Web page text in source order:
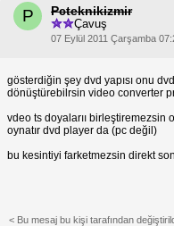
P Pcteknikizmir
Çavuş
07 Eylül 2011 Çarşamba
gösterdiğin şey dvd yapısı onu
dönüştürebilrsin video converter
vdeo ts doyalarıı birleştiremezsin
oynatır dvd player da (pc değil)
bu kesintiyi farketmezsin direkt
< Bu mesaj bu kişi tarafından